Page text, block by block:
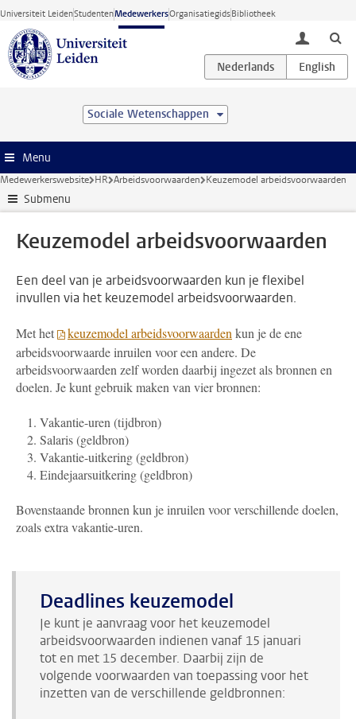
Ga direct naar de inhoud
Universiteit LeidenStudentenMedewerkersOrganisatiegidsBibliotheek
toggle
Sociale Wetenschappen
Menu
Medewerkerswebsite HR Arbeidsvoorwaarden Keuzemodel arbeidsvoorwaarden
Submenu
Keuzemodel arbeidsvoorwaarden
Een deel van je arbeidsvoorwaarden kun je flexibel
invullen via het keuzemodel arbeidsvoorwaarden.
Met het keuzemodel arbeidsvoorwaarden kun je de ene
arbeidsvoorwaarde inruilen voor een andere. De
arbeidsvoorwaarden zelf worden daarbij ingezet als bronnen en
doelen. Je kunt gebruik maken van vier bronnen:
Vakantie-uren (tijdbron)
Salaris (geldbron)
Vakantie-uitkering (geldbron)
Eindejaarsuitkering (geldbron)
Bovenstaande bronnen kun je inruilen voor verschillende doelen,
zoals extra vakantie-uren.
Deadlines keuzemodel
Je kunt je aanvraag voor het keuzemodel
arbeidsvoorwaarden indienen vanaf 15 januari
tot en met 15 december. Daarbij zijn de
volgende voorwaarden van toepassing voor het
inzetten van de verschillende geldbronnen: